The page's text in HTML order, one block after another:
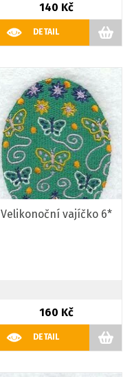
140 Kč
DETAIL
Velikonoční vajíčko 6*
160 Kč
DETAIL